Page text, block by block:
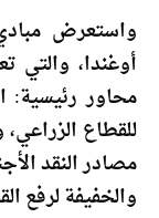
واستعرض
محاور رئيسية:
للقطاع
مصادر النقد
والخفيفة لرفع